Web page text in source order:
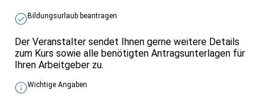
Bildungsurlaub beantragen
Der Veranstalter sendet Ihnen gerne weitere Details
zum Kurs sowie alle benötigten Antragsunterlagen für
Ihren Arbeitgeber zu.
Wichtige Angaben